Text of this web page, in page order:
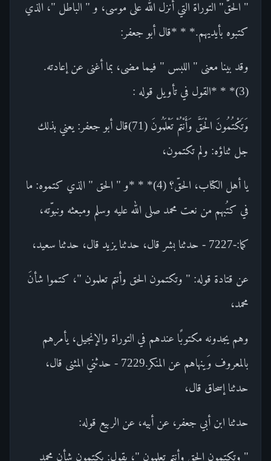
" الحقّ" التوراة التي أنزل الله على موسى، و " الباطل "، الذي
كتبوه بأيديهم.* * *قال أبو جعفر:
وقد بينا معنى " اللبس " فيما مضى، بما أغنى عن إعادته.
(3)* * *القول في تأويل قوله :
وَتَكْتُمُونَ الْحَقَّ وَأَنْتُمْ تَعْلَمُونَ (71)قال أبو جعفر: يعني بذلك
جل ثناؤه: ولم تكتمون،
يا أهل الكتاب، الحقّ؟ (4)* * *و " الحق " الذي كتموه: ما
في كتُبهم من نعت محمد صلى الله عليه وسلم ومبعثه ونبوّته،
كما:-7227 - حدثنا بشر قال، حدثنا يزيد قال، حدثنا سعيد،
عن قتادة قوله: " وتكتمون الحق وأنتم تعلمون "، كتموا شأنَ
محمد،
وهم يجدونه مكتوبًا عندهم في التوراة والإنجيل، يأمرهم
بالمعروف وَينهاهم عن المنكر.7229 - حدثني المثنى قال،
حدثنا إسحاق قال،
حدثنا ابن أبي جعفر، عن أبيه، عن الربيع قوله:
" وتكتمون الحق وأنتم تعلمون "، يقول: يكتمون شأن محمد